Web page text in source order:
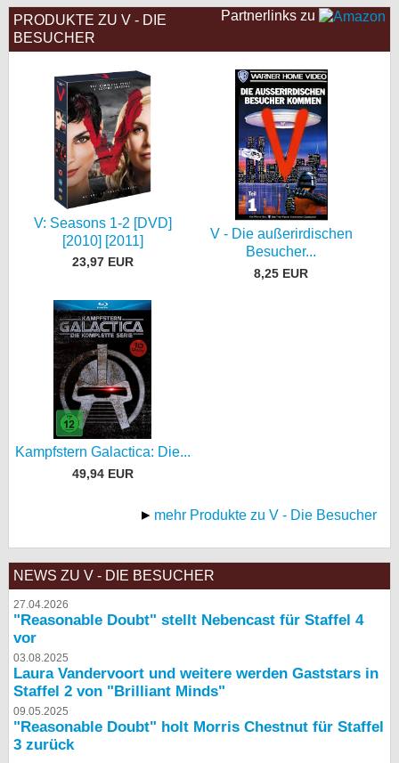
Partnerlinks zu
PRODUKTE ZU V - DIE
BESUCHER
V: Seasons 1-2 [DVD]
[2010] [2011]
23,97 EUR
V - Die außerirdischen
Besucher...
8,25 EUR
Kampfstern Galactica: Die...
49,94 EUR
mehr Produkte zu V - Die Besucher
NEWS ZU V - DIE BESUCHER
27.04.2026
"Reasonable Doubt" stellt Nebencast für Staffel 4
vor
03.08.2025
Laura Vandervoort und weitere werden Gaststars in
Staffel 2 von "Brilliant Minds"
09.05.2025
"Reasonable Doubt" holt Morris Chestnut für Staffel
3 zurück
Nutzungsbedingungen
Datenschutz
Cookie-Einstellungen
Impressum
Desktop-Ansicht
myFanbase